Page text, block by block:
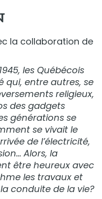
la collaboration de
les Québécois
qui, entre autres, se
religieux,
des gadgets
générations se
se vivait le
de l’électricité,
Alors, la
être heureux avec
les travaux et
conduite de la vie?